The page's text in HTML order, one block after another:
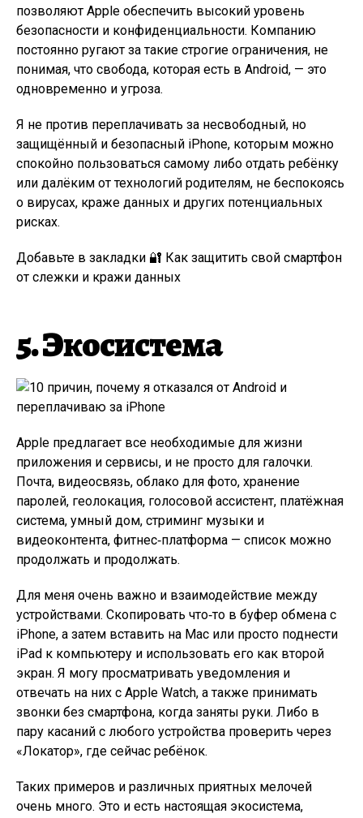
позволяют Apple обеспечить высокий уровень
безопасности и конфиденциальности. Компанию
постоянно ругают за такие строгие ограничения, не
понимая, что свобода, которая есть в Android, — это
одновременно и угроза.
Я не против переплачивать за несвободный, но
защищённый и безопасный iPhone, которым можно
спокойно пользоваться самому либо отдать ребёнку
или далёким от технологий родителям, не беспокоясь
о вирусах, краже данных и других потенциальных
рисках.
Добавьте в закладки 🔐 Как защитить свой смартфон
от слежки и кражи данных
5. Экосистема
Apple предлагает все необходимые для жизни
приложения и сервисы, и не просто для галочки.
Почта, видеосвязь, облако для фото, хранение
паролей, геолокация, голосовой ассистент, платёжная
система, умный дом, стриминг музыки и
видеоконтента, фитнес‑платформа — список можно
продолжать и продолжать.
Для меня очень важно и взаимодействие между
устройствами. Скопировать что‑то в буфер обмена с
iPhone, а затем вставить на Mac или просто поднести
iPad к компьютеру и использовать его как второй
экран. Я могу просматривать уведомления и
отвечать на них с Apple Watch, а также принимать
звонки без смартфона, когда заняты руки. Либо в
пару касаний с любого устройства проверить через
«Локатор», где сейчас ребёнок.
Таких примеров и различных приятных мелочей
очень много. Это и есть настоящая экосистема,